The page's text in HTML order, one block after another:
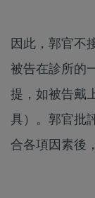
因此，郭官不
被告在診所的
提，如被告戴
具）。郭官批
合各項因素後